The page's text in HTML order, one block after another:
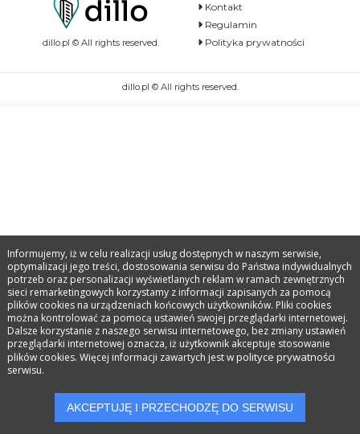
Obserwowane Dodaj Szukaj
dillo.pl © All rights reserved.
Kontakt
Regulamin
Polityka prywatności
dillo.pl © All rights reserved.
Informujemy, iż w celu realizacji usług dostępnych w naszym serwisie,
optymalizacji jego treści, dostosowania serwisu do Państwa indywidualnych
potrzeb oraz personalizacji wyświetlanych reklam w ramach zewnętrznych
sieci remarketingowych korzystamy z informacji zapisanych za pomocą
plików cookies na urządzeniach końcowych użytkowników. Pliki cookies
można kontrolować za pomocą ustawień swojej przeglądarki internetowej.
Dalsze korzystanie z naszego serwisu internetowego, bez zmiany ustawień
przeglądarki internetowej oznacza, iż użytkownik akceptuje stosowanie
plików cookies. Więcej informacji zawartych jest wpolityce prywatności
serwisu.
AKCEPTUJĘ I PRZECHODZĘ DO SERWISU